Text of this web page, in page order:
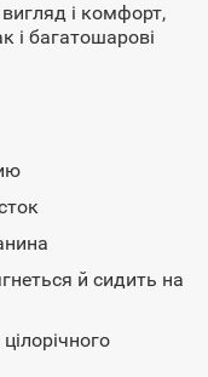
і комфорт,
і багатошарові
й сидить на